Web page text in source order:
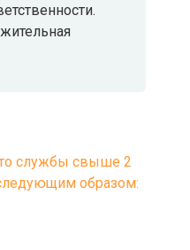
службы свыше 2
образом: